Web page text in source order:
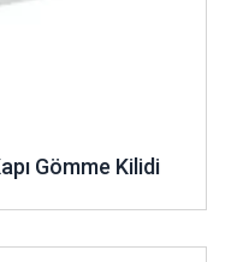
Gömme Kilidi